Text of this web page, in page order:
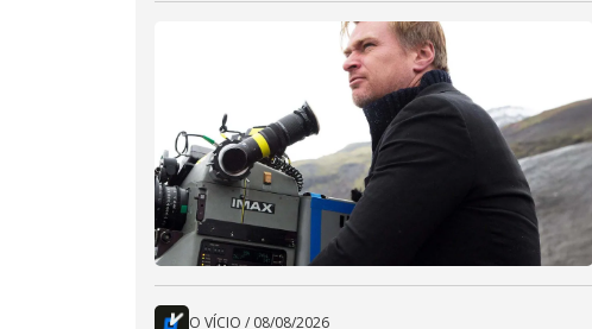
O VÍCIO / 08/08/2026